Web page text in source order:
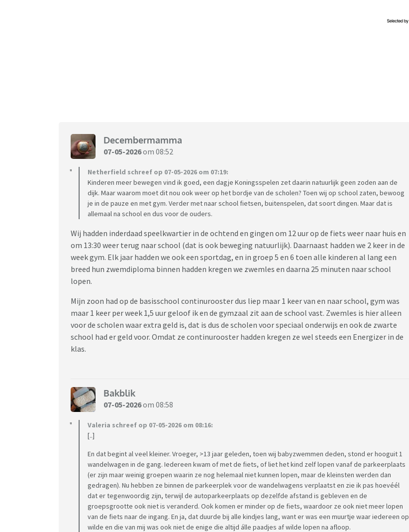
Decembermamma
07-05-2026om 08:52
Netherfield schreef op 07-05-2026 om 07:19:
Kinderen meer bewegen vind ik goed, een dagje Koningsspelen zet daarin natuurlijk geen zoden aan de
dijk. Maar waarom moet dit nou ook weer op het bordje van de scholen? Toen wij op school zaten, bewoog
je in de pauze en met gym. Verder met naar school fietsen, buitenspelen, dat soort dingen. Maar dat is
allemaal na school en dus voor de ouders.
Wij hadden inderdaad speelkwartier in de ochtend en gingen om 12 uur op de fiets weer naar huis en
om 13:30 weer terug naar school (dat is ook beweging natuurlijk). Daarnaast hadden we 2 keer in de
week gym. Elk jaar hadden we ook een sportdag, en in groep 5 en 6 toen alle kinderen al lang een
breed hun zwemdiploma binnen hadden kregen we zwemles en daarna 25 minuten naar school
lopen.
Mijn zoon had op de basisschool continurooster dus liep maar 1 keer van en naar school, gym was
maar 1 keer per week 1,5 uur geloof ik en de gymzaal zit aan de school vast. Zwemles is hier alleen
voor de scholen waar extra geld is, dat is dus de scholen voor speciaal onderwijs en ook de zwarte
school had er geld voor. Omdat ze continurooster hadden kregen ze wel steeds een Energizer in de
klas.
Bakblik
07-05-2026om 08:58
Valeria schreef op 07-05-2026 om 08:16:
[..]
En dat begint al veel kleiner. Vroeger, >13 jaar geleden, toen wij babyzwemmen deden, stond er hooguit 1
wandelwagen in de gang. Iedereen kwam of met de fiets, of liet het kind zelf lopen vanaf de parkeerplaats
(er zijn maar weinig groepen waarin ze nog helemaal niet kunnen lopen, maar de kleinsten werden dan
gedragen). Nu hebben ze binnen de parkeerplek voor de wandelwagens verplaatst en zie ik pas hoevéél
dat er tegenwoordig zijn, terwijl de autoparkeerplaats op dezelfde afstand is gebleven en de
groepsgrootte ook niet is veranderd. Ook komen er minder op de fiets, waardoor ze ook niet meer lopen
van de fiets naar de ingang. En ja, dat duurde bij alle kindjes lang, want er was een muurtje waar iedereen op
wilde en die van mij was ook niet de enige die altijd álle paadjes af wilde lopen na afloop.